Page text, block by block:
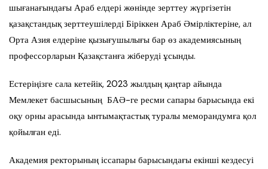
шығанағындағы Араб елдері жөнінде зерттеу жүргізетін
қазақстандық зерттеушілерді Біріккен Араб Әмірліктеріне, ал
Орта Азия елдеріне қызығушылығы бар өз академиясының
профессорларын Қазақстанға жіберуді ұсынды.
Естеріңізге сала кетейік, 2023 жылдың қаңтар айында
Мемлекет басшысының БАӘ-ге ресми сапары барысында екі
оқу орны арасында ынтымақтастық туралы меморандумға қол
қойылған еді.
Академия ректорының іссапары барысындағы екінші кездесуі